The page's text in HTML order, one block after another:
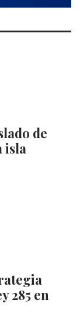
de
isla
285 en